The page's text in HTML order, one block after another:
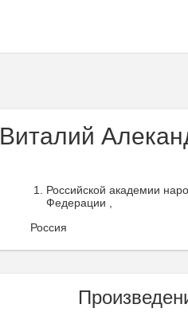
Российской академии
Федерации ,
Россия